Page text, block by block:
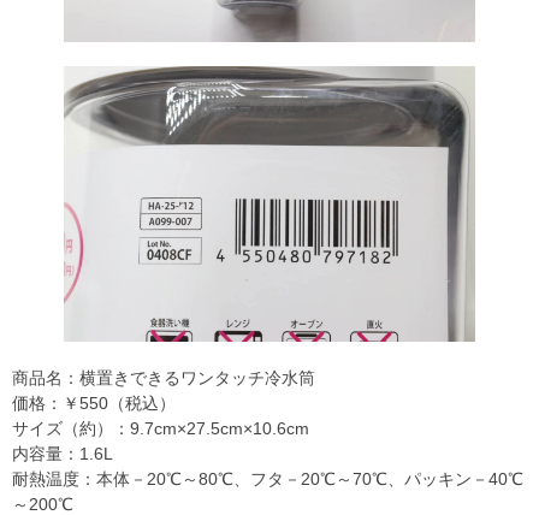
商品名：横置きできるワンタッチ冷水筒
価格：￥550（税込）
サイズ（約）：9.7cm×27.5cm×10.6cm
内容量：1.6L
耐熱温度：本体－20℃～80℃、フタ－20℃～70℃、パッキン－40℃
～200℃